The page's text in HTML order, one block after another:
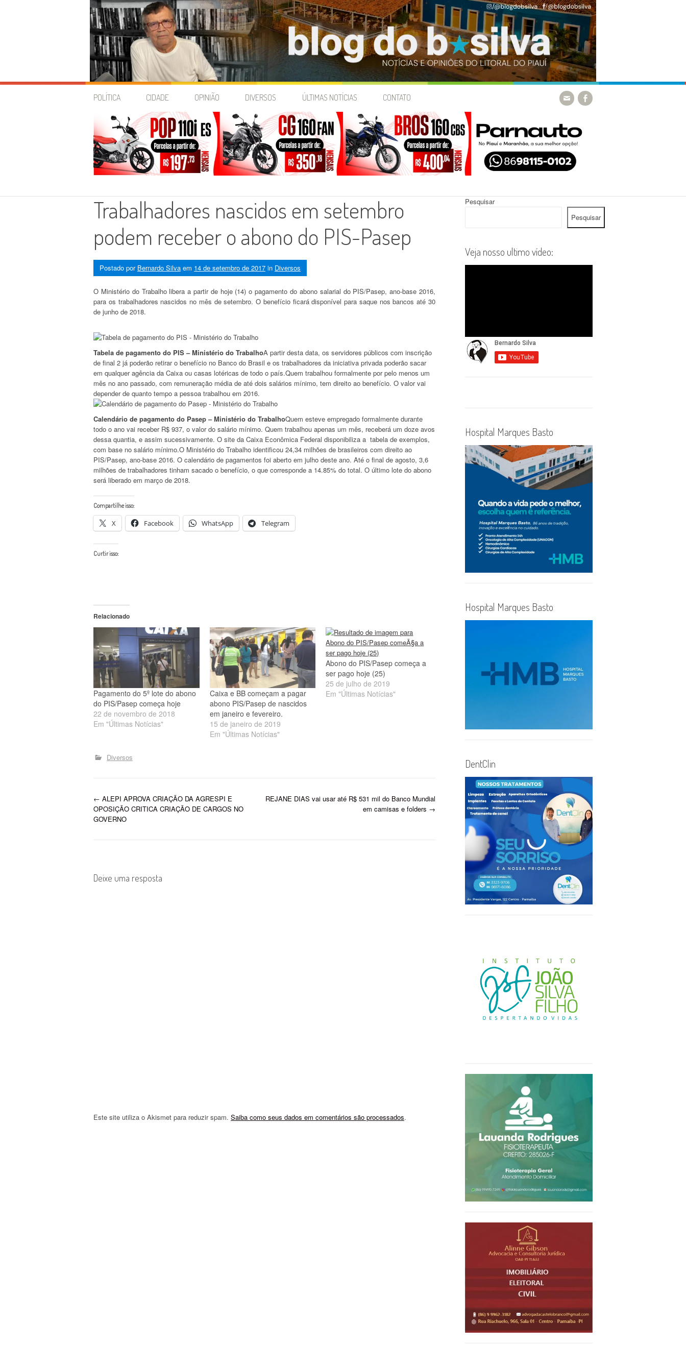
Skip
POLÍTICA CIDADE OPINIÃO DIVERSOS ÚLTIMAS NOTÍCIAS CONTATO
Trabalhadores nascidos em setembro
podem receber o abono do PIS-Pasep
Postado por Bernardo Silva em 14 de setembro de 2017 in Diversos
O Ministério do Trabalho libera a partir de hoje (14) o pagamento do abono salarial do PIS/Pasep, ano-base 2016,
para os trabalhadores nascidos no mês de setembro. O benefício ficará disponível para saque nos bancos até 30
de junho de 2018.
Tabela de pagamento do PIS – Ministério do TrabalhoA partir desta data, os servidores públicos com inscrição
de final 2 já poderão retirar o benefício no Banco do Brasil e os trabalhadores da iniciativa privada poderão sacar
em qualquer agência da Caixa ou casas lotéricas de todo o país.Quem trabalhou formalmente por pelo menos um
mês no ano passado, com remuneração média de até dois salários mínimo, tem direito ao benefício. O valor vai
depender de quanto tempo a pessoa trabalhou em 2016.
Calendário de pagamento do Pasep – Ministério do TrabalhoQuem esteve empregado formalmente durante
todo o ano vai receber R$ 937, o valor do salário mínimo. Quem trabalhou apenas um mês, receberá um doze avos
dessa quantia, e assim sucessivamente. O site da Caixa Econômica Federal disponibiliza a tabela de exemplos,
com base no salário mínimo.O Ministério do Trabalho identificou 24,34 milhões de brasileiros com direito ao
PIS/Pasep, ano-base 2016. O calendário de pagamentos foi aberto em julho deste ano. Até o final de agosto, 3,6
milhões de trabalhadores tinham sacado o benefício, o que corresponde a 14.85% do total. O último lote do abono
será liberado em março de 2018.
Compartilhe isso:
X Facebook WhatsApp Telegram
Curtir isso:
Relacionado
Pagamento do 5º lote do abono
do PIS/Pasep começa hoje
22 de novembro de 2018
Em "Últimas Notícias"
Caixa e BB começam a pagar
abono PIS/Pasep de nascidos
em janeiro e fevereiro.
15 de janeiro de 2019
Em "Últimas Notícias"
Abono do PIS/Pasep começa a
ser pago hoje (25)
25 de julho de 2019
Em "Últimas Notícias"
Diversos
P
o
← ALEPI APROVA CRIAÇÃO DA AGRESPI E
OPOSIÇÃO CRITICA CRIAÇÃO DE CARGOS NO
GOVERNO
REJANE DIAS vai usar até R$ 531 mil do Banco Mundial
em camisas e folders →
Deixe uma resposta
Este site utiliza o Akismet para reduzir spam. Saiba como seus dados em comentários são processados.
Pesquisar
Pesquisar
Veja nosso ultimo vídeo:
Hospital Marques Basto
Hospital Marques Basto
DentClin